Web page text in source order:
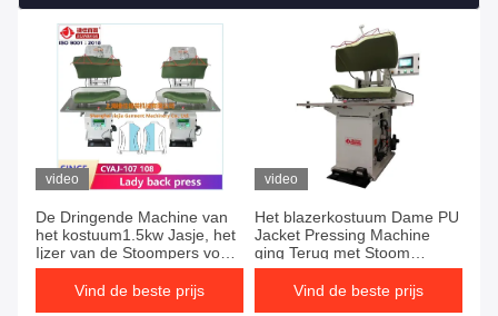
Match 160
Producten
video
De Dringende Machine van
het kostuum1.5kw Jasje, het
Ijzer van de Stoompers voor
Kleren
Vind de beste prijs
video
Het blazerkostuum Dame PU
Jacket Pressing Machine
ging Terug met Stoom
Verwarmingssysteem weg
Vind de beste prijs